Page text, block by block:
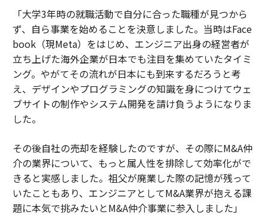
「大学3年時の就職活動で自分に合った職種が見つから
ず、自ら事業を始めることを決意しました。当時はFace
book（現Meta）をはじめ、エンジニア出身の経営者が
立ち上げた海外企業が日本でも注目を集めていたタイミ
ング。やがてその流れが日本にも到来するだろうと考
え、デザインやプログラミングの知識を身につけてウェ
ブサイトの制作やシステム開発を請け負うようになりま
した。
その後自社の売却を経験したのですが、その際にM&A仲
介の業界について、もっと属人性を排除して効率化がで
きると実感しました。祖父が廃業した際の記憶が残って
いたこともあり、エンジニアとしてM&A業界が抱える課
題に本気で挑みたいとM&A仲介事業に参入しました」